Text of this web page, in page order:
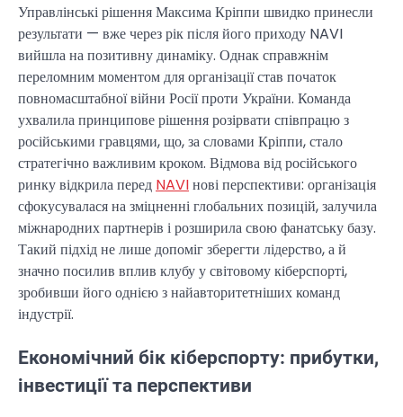
Управлінські рішення Максима Кріппи швидко принесли
результати — вже через рік після його приходу NAVI
вийшла на позитивну динаміку. Однак справжнім
переломним моментом для організації став початок
повномасштабної війни Росії проти України. Команда
ухвалила принципове рішення розірвати співпрацю з
російськими гравцями, що, за словами Кріппи, стало
стратегічно важливим кроком. Відмова від російського
ринку відкрила перед NAVIнові перспективи: організація
сфокусувалася на зміцненні глобальних позицій, залучила
міжнародних партнерів і розширила свою фанатську базу.
Такий підхід не лише допоміг зберегти лідерство, а й
значно посилив вплив клубу у світовому кіберспорті,
зробивши його однією з найавторитетніших команд
індустрії.
Економічний бік кіберспорту: прибутки,
інвестиції та перспективи